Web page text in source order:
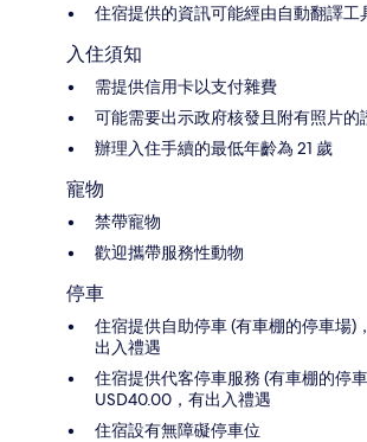
住宿提供的資訊可能經由自動翻譯工
入住須知
需提供信用卡以支付雜費
可能需要出示政府核發且附有照片的
辦理入住手續的最低年齡為 21 歲
寵物
禁帶寵物
歡迎攜帶服務性動物
停車
住宿提供自助停車 (有車棚的停車場)
出入禮遇
住宿提供代客停車服務 (有車棚的停
USD40.00，有出入禮遇
住宿設有無障礙停車位